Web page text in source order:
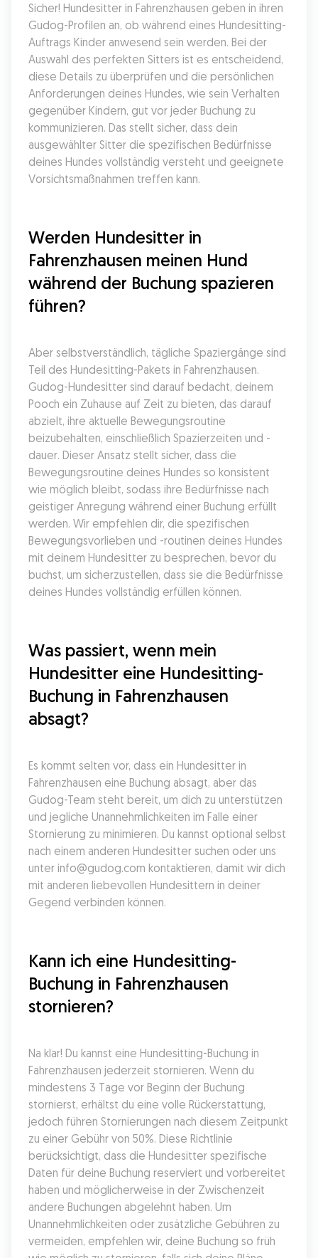
Sicher! Hundesitter in Fahrenzhausen geben in ihren
Gudog-Profilen an, ob während eines Hundesitting-
Auftrags Kinder anwesend sein werden. Bei der
Auswahl des perfekten Sitters ist es entscheidend,
diese Details zu überprüfen und die persönlichen
Anforderungen deines Hundes, wie sein Verhalten
gegenüber Kindern, gut vor jeder Buchung zu
kommunizieren. Das stellt sicher, dass dein
ausgewählter Sitter die spezifischen Bedürfnisse
deines Hundes vollständig versteht und geeignete
Vorsichtsmaßnahmen treffen kann.
Werden Hundesitter in
Fahrenzhausen meinen Hund
während der Buchung spazieren
führen?
Aber selbstverständlich, tägliche Spaziergänge sind
Teil des Hundesitting-Pakets in Fahrenzhausen.
Gudog-Hundesitter sind darauf bedacht, deinem
Pooch ein Zuhause auf Zeit zu bieten, das darauf
abzielt, ihre aktuelle Bewegungsroutine
beizubehalten, einschließlich Spazierzeiten und -
dauer. Dieser Ansatz stellt sicher, dass die
Bewegungsroutine deines Hundes so konsistent
wie möglich bleibt, sodass ihre Bedürfnisse nach
geistiger Anregung während einer Buchung erfüllt
werden. Wir empfehlen dir, die spezifischen
Bewegungsvorlieben und -routinen deines Hundes
mit deinem Hundesitter zu besprechen, bevor du
buchst, um sicherzustellen, dass sie die Bedürfnisse
deines Hundes vollständig erfüllen können.
Was passiert, wenn mein
Hundesitter eine Hundesitting-
Buchung in Fahrenzhausen
absagt?
Es kommt selten vor, dass ein Hundesitter in
Fahrenzhausen eine Buchung absagt, aber das
Gudog-Team steht bereit, um dich zu unterstützen
und jegliche Unannehmlichkeiten im Falle einer
Stornierung zu minimieren. Du kannst optional selbst
nach einem anderen Hundesitter suchen oder uns
unter info@gudog.com kontaktieren, damit wir dich
mit anderen liebevollen Hundesittern in deiner
Gegend verbinden können.
Kann ich eine Hundesitting-
Buchung in Fahrenzhausen
stornieren?
Na klar! Du kannst eine Hundesitting-Buchung in
Fahrenzhausen jederzeit stornieren. Wenn du
mindestens 3 Tage vor Beginn der Buchung
stornierst, erhältst du eine volle Rückerstattung,
jedoch führen Stornierungen nach diesem Zeitpunkt
zu einer Gebühr von 50%. Diese Richtlinie
berücksichtigt, dass die Hundesitter spezifische
Daten für deine Buchung reserviert und vorbereitet
haben und möglicherweise in der Zwischenzeit
andere Buchungen abgelehnt haben. Um
Unannehmlichkeiten oder zusätzliche Gebühren zu
vermeiden, empfehlen wir, deine Buchung so früh